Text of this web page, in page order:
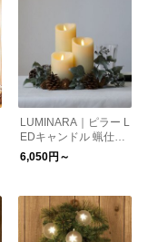
LUMINARA｜ピラー L
EDキャンドル 蝋仕立
て
6,050円～